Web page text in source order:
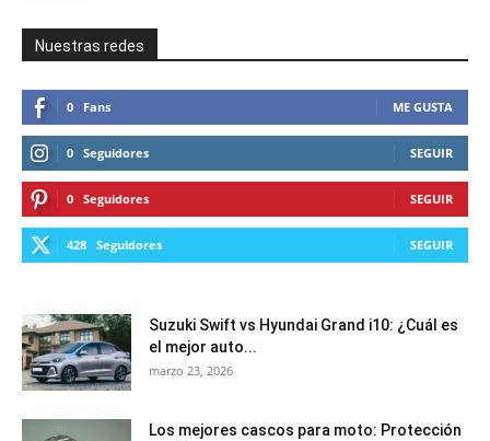
Nuestras redes
0 Fans ME GUSTA
0 Seguidores SEGUIR
0 Seguidores SEGUIR
428 Seguidores SEGUIR
Suzuki Swift vs Hyundai Grand i10: ¿Cuál es
el mejor auto...
marzo 23, 2026
Los mejores cascos para moto: Protección